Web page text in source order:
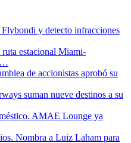
y detecto infracciones
estacional Miami-
de accionistas aprobó su
suman nueve destinos a su
AMAE Lounge ya
Nombra a Luiz Laham para